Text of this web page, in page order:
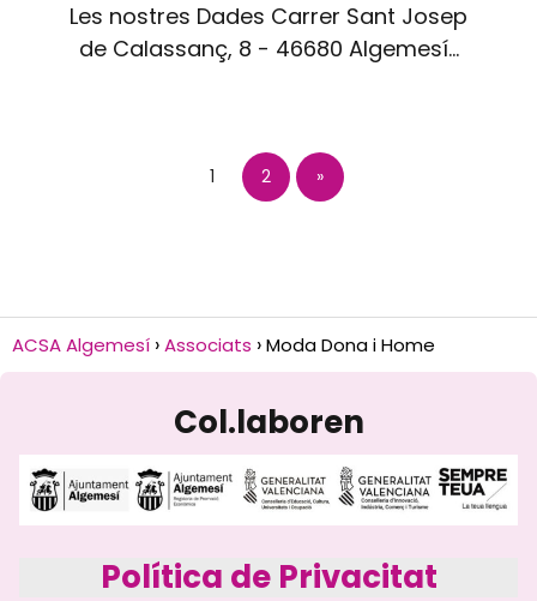
Les nostres Dades Carrer Sant Josep
de Calassanç, 8 - 46680 Algemesí…
1 2 »
ACSA Algemesí Associats Moda Dona i Home
Col.laboren
Política de Privacitat